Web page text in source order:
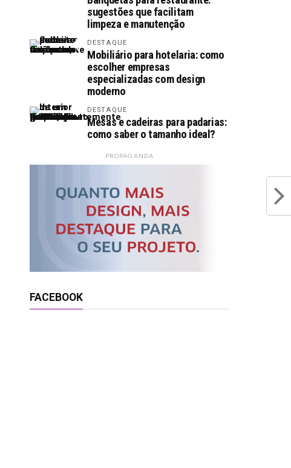
sugestões que facilitam
limpeza e manutenção
DESTAQUE
Mobiliário para hotelaria: como
escolher empresas
especializadas com design
moderno
DESTAQUE
Mesas e cadeiras para padarias:
como saber o tamanho ideal?
PROPAGANDA
FACEBOOK